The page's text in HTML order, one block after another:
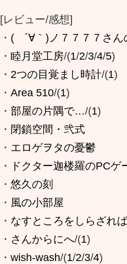
[レビュー/感想]
・ ( ´∀｀)ノ７７７７さん
・ 睦月堂工房/(1/2/3/4/5)
・ 2つの目覚まし時計/(1)
・ Area 510/(1)
・ 部屋の片隅で…/(1)
・ 閉鎖空間・弐式
・ エロゲヲタの憂鬱
・
ドクター迦楼羅のPCゲ
・ 悠久の刻
・ 風の小部屋
・ なすところをしらざれ
・ さんからにへ/(1)
・ wish-wash/(1/2/3/4)